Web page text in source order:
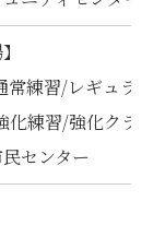
練習/レギュラー
練習/強化クラス
センター